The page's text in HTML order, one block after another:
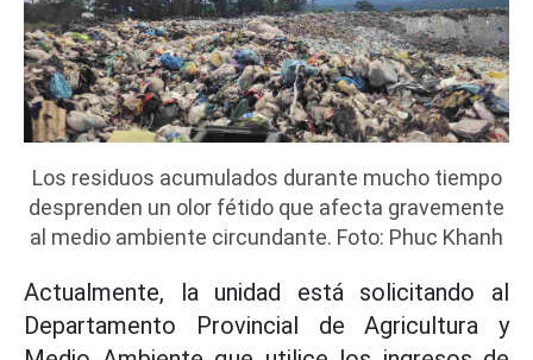
Los residuos acumulados durante mucho tiempo
desprenden un olor fétido que afecta gravemente
al medio ambiente circundante. Foto: Phuc Khanh
Actualmente, la unidad está solicitando al
Departamento Provincial de Agricultura y